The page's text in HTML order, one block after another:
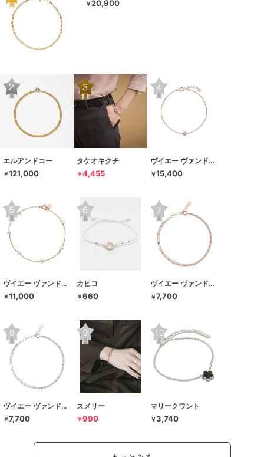
￥20,900
エルアンドコー
￥121,000
タケオキクチ
￥4,455
ヴイエー ヴァンドーム青山
￥15,400
ヴイエー ヴァンドーム青山
￥11,000
カヒコ
￥660
ヴイエー ヴァンドーム青山
￥7,700
ヴイエー ヴァンドーム青山
￥7,700
スメリー
￥990
マリークワント
￥3,740